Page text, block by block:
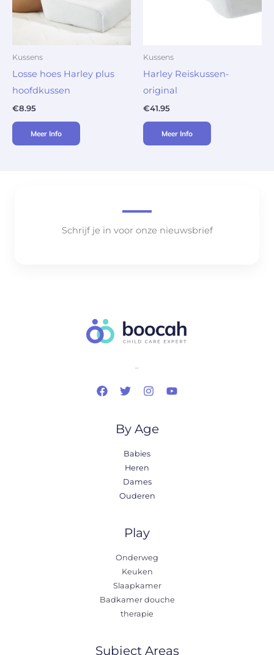
Kussens
Losse hoes Harley plus
hoofdkussen
€8.95
Meer Info
Kussens
Harley Reiskussen-
original
€41.95
Meer Info
Schrijf je in voor onze nieuwsbrief
..
By Age
Babies
Heren
Dames
Ouderen
Play
Onderweg
Keuken
Slaapkamer
Badkamer douche
therapie
Subject Areas